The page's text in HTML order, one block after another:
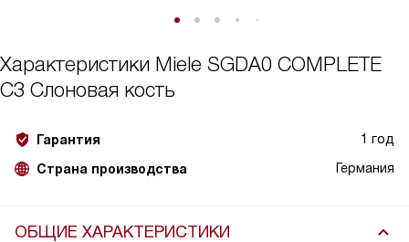
Характеристики Miele SGDA0 COMPLETE
C3 Слоновая кость
Гарантия 1 год
Страна производства Германия
ОБЩИЕ ХАРАКТЕРИСТИКИ